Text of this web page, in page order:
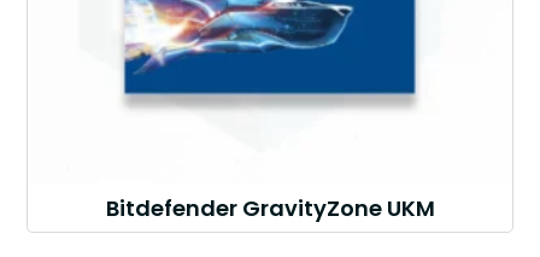
Bitdefender GravityZone UKM